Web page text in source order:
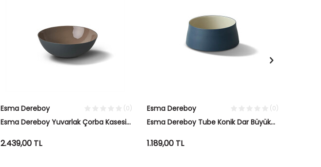
Esma Dereboy (0)
Esma Dereboy Yuvarlak Çorba Kasesi
2.439,00 TL
Esma Dereboy (0)
Esma Dereboy Tube Konik Dar Büyük
1.189,00 TL